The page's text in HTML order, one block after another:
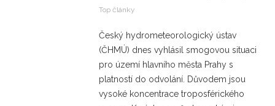
Top články
Český hydrometeorologický ústav
(ČHMÚ) dnes vyhlásil smogovou situaci
pro území hlavního města Prahy s
platností do odvolání. Důvodem jsou
vysoké koncentrace troposférického